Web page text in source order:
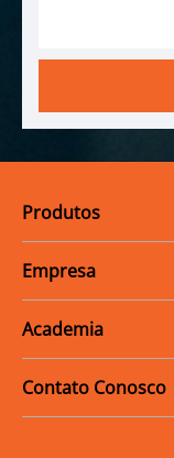
Produtos
Empresa
Academia
Contato Conosco